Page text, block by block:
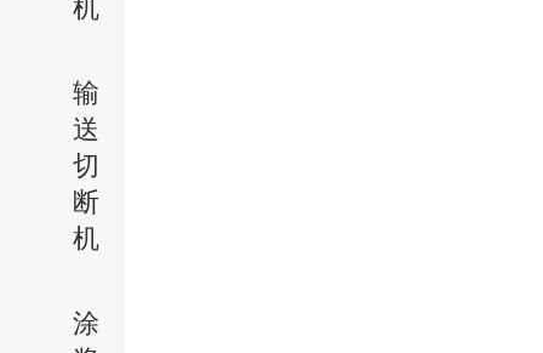
机
输
送
切
断
机
涂